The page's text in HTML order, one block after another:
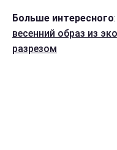
Больше интересного:
весенний образ из
разрезом